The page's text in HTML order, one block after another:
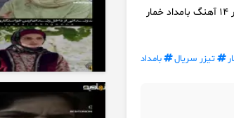
اهنگ بامداد خمار قسمت اول بامداد خمار بامداد خمار قسمت ۱ فیلیمو بامداد خمار بامداد خمار ۱۴ آهنگ بامداد خمار
تیزر سریال بامداد